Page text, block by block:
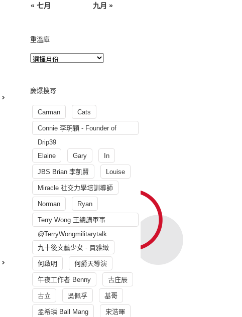
« 七月 九月 »
重溫庫
慶爆搜尋
Carman Cats
Connie 李玥穎 - Founder of
Drip39
Elaine
Gary In
JBS Brian 李凱賢 Louise
Miracle 社交力學培訓導師
Norman Ryan
Terry Wong 王總講軍事
@TerryWongmilitarytalk
九十後文藝少女 - 賈雅緻
何啟明 何爵天導演
午夜工作者 Benny 古庄辰
古立 吳佩孚 基哥
孟希璘 Ball Mang 宋浩暉